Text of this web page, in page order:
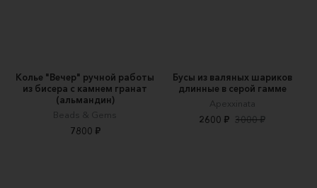
Колье "Вечер" ручной работы
из бисера с камнем гранат
(альмандин)
Beads & Gems
7800 ₽
Бусы из валяных шариков
длинные в серой гамме
Apexxinata
2600 ₽ 3000 ₽